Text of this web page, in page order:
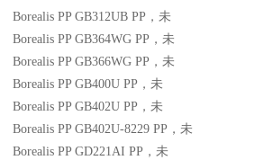
Borealis PP GB312UB PP ，未
Borealis PP GB364WG PP ，未
Borealis PP GB366WG PP ，未
Borealis PP GB400U PP ，未
Borealis PP GB402U PP ，未
Borealis PP GB402U-8229 PP ，未
Borealis PP GD221AI PP ，未